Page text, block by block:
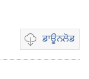
ਡਾਊਨਲੋਡ
ਵੀਡੀਓ
ਰਿਕਾਰਡਿੰਗ